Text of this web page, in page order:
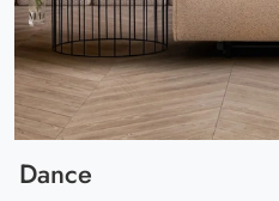
Dance